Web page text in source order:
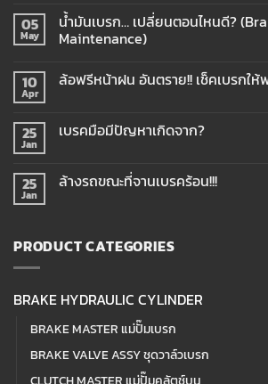
05
May
น้ำมันเบรก… เปลี่ยนตอนไหนดี?
Maintenance)
10
Apr
ล้อฟรีหน้าฝน อันตราย!! เช็คเบรกใ
25
Jan
เบรคมือมีปัญหาเกิดจาก?
25
Jan
ล้างรถขณะที่จานเบรคร้อน!!!
PRODUCT CATEGORIES
BRAKE HYDRAULIC CYLINDER
BRAKE MASTER แม่ปั๊มเบรก
BRAKE VALVE ASSY ชุดวาล์วเบรก